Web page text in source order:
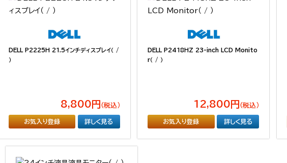
DELL P2225H 21.5インチディスプレイ（ /
）
8,800円 （税込）
お気入り登録 詳しく見る
DELL P2418HZ 23-inch LCD Monito
r（ / ）
12,800円 （税込）
お気入り登録 詳しく見る